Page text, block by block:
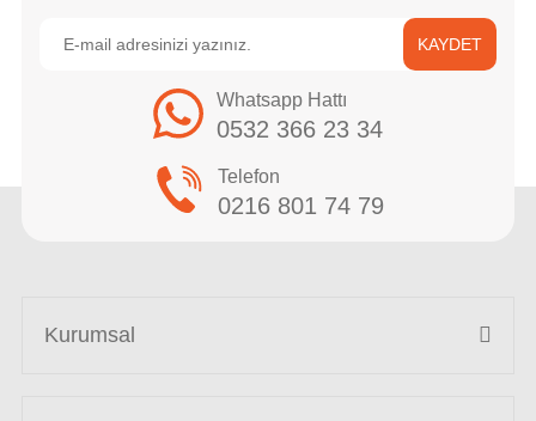
KAYDET
Whatsapp Hattı
0532 366 23 34
Telefon
0216 801 74 79
Kurumsal